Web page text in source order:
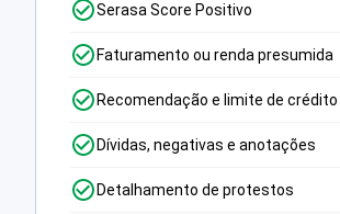
Serasa Score Positivo
Faturamento ou renda presumida
Recomendação e limite de crédito
Dívidas, negativas e anotações
Detalhamento de protestos